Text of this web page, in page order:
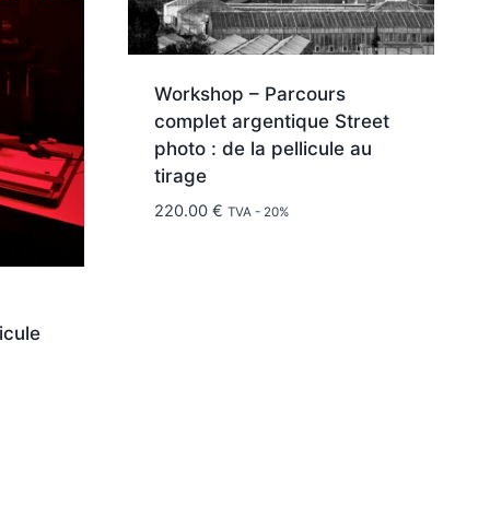
Workshop – Parcours
complet argentique Street
photo : de la pellicule au
tirage
220.00 € TVA - 20%